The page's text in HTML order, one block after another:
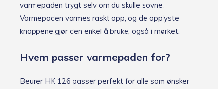
varmepaden trygt selv om du skulle sovne.
Varmepaden varmes raskt opp, og de opplyste
knappene gjør den enkel å bruke, også i mørket.
Hvem passer varmepaden for?
Beurer HK 126 passer perfekt for alle som ønsker